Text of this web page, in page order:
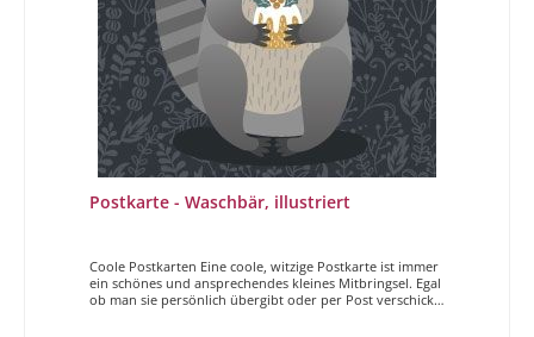
Postkarte - Waschbär, illustriert
Coole Postkarten Eine coole, witzige Postkarte ist immer
ein schönes und ansprechendes kleines Mitbringsel. Egal
ob man sie persönlich übergibt oder per Post verschickt,